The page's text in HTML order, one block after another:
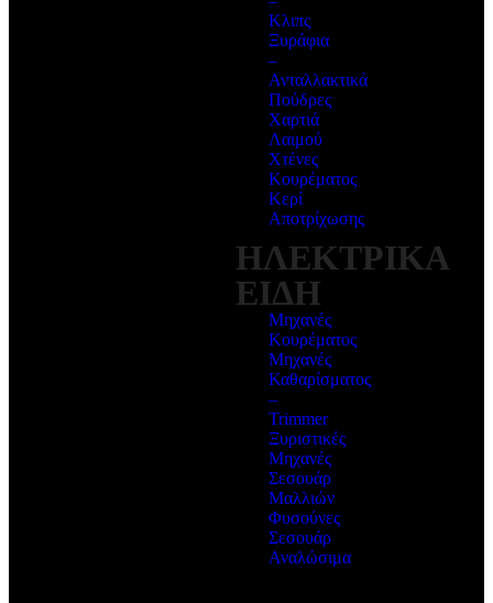
Κλιπς
Ξυράφια
–
Ανταλλακτικά
Πούδρες
Χαρτιά
Λαιμού
Χτένες
Κουρέματος
Κερί
Αποτρίχωσης
ΗΛΕΚΤΡΙΚΑ
ΕΙΔΗ
Μηχανές
Κουρέματος
Μηχανές
Καθαρίσματος
–
Trimmer
Ξυριστικές
Μηχανές
Σεσουάρ
Μαλλιών
Φυσούνες
Σεσουάρ
Αναλώσιμα